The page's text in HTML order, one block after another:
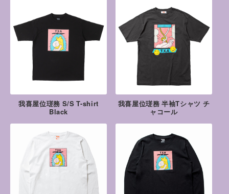
我喜屋位瑳務 S/S T-shirt
Black
我喜屋位瑳務 半袖Tシャツ チ
ャコール